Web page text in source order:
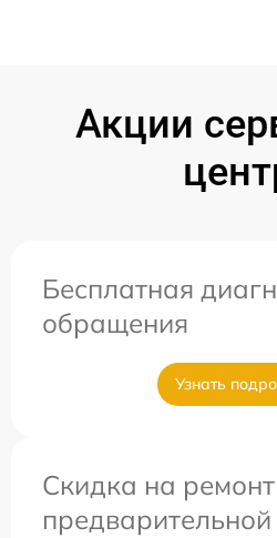
Акции
Бесплатная
обращения
Узнать
Скидка на